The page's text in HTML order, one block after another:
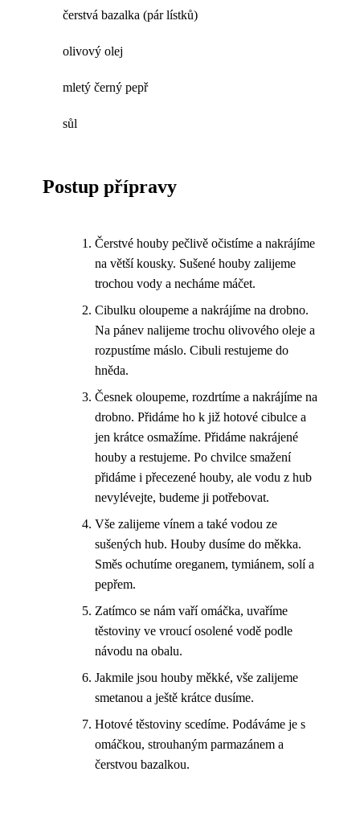
čerstvá bazalka (pár lístků)
olivový olej
mletý černý pepř
sůl
Postup přípravy
Čerstvé houby pečlivě očistíme a nakrájíme
na větší kousky. Sušené houby zalijeme
trochou vody a necháme máčet.
Cibulku oloupeme a nakrájíme na drobno.
Na pánev nalijeme trochu olivového oleje a
rozpustíme máslo. Cibuli restujeme do
hněda.
Česnek oloupeme, rozdrtíme a nakrájíme na
drobno. Přidáme ho k již hotové cibulce a
jen krátce osmažíme. Přidáme nakrájené
houby a restujeme. Po chvilce smažení
přidáme i přecezené houby, ale vodu z hub
nevylévejte, budeme ji potřebovat.
Vše zalijeme vínem a také vodou ze
sušených hub. Houby dusíme do měkka.
Směs ochutíme oreganem, tymiánem, solí a
pepřem.
Zatímco se nám vaří omáčka, uvaříme
těstoviny ve vroucí osolené vodě podle
návodu na obalu.
Jakmile jsou houby měkké, vše zalijeme
smetanou a ještě krátce dusíme.
Hotové těstoviny scedíme. Podáváme je s
omáčkou, strouhaným parmazánem a
čerstvou bazalkou.